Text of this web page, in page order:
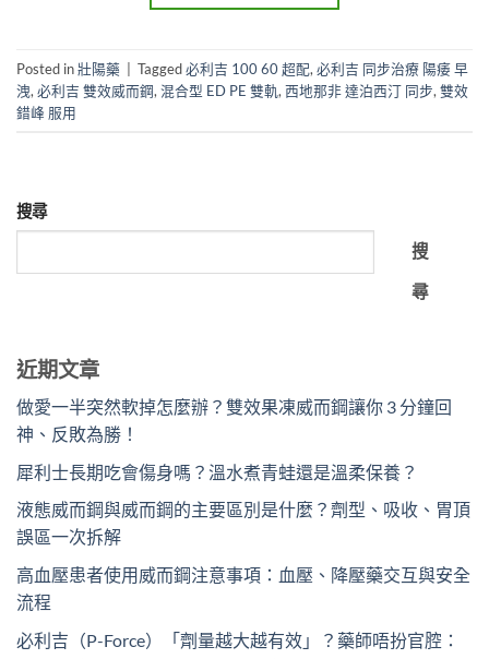
Posted in壯陽藥 Tagged必利吉 100 60 超配, 必利吉 同步治療 陽痿 早
洩, 必利吉 雙效威而鋼, 混合型 ED PE 雙軌, 西地那非 達泊西汀 同步, 雙效
錯峰 服用
搜尋
搜
尋
近期文章
做愛一半突然軟掉怎麼辦？雙效果凍威而鋼讓你 3 分鐘回
神、反敗為勝！
犀利士長期吃會傷身嗎？溫水煮青蛙還是溫柔保養？
液態威而鋼與威而鋼的主要區別是什麼？劑型、吸收、胃頂
誤區一次拆解
高血壓患者使用威而鋼注意事項：血壓、降壓藥交互與安全
流程
必利吉（P-Force）「劑量越大越有效」？藥師唔扮官腔：